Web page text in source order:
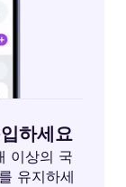
하세요
이상의 국
유지하세